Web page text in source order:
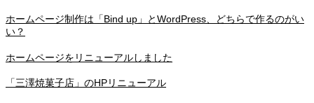
ホームページ制作は「Bind up」とWordPress、どちらで作るのがい
い？
ホームページをリニューアルしました
「三澤焼菓子店」のHPリニューアル